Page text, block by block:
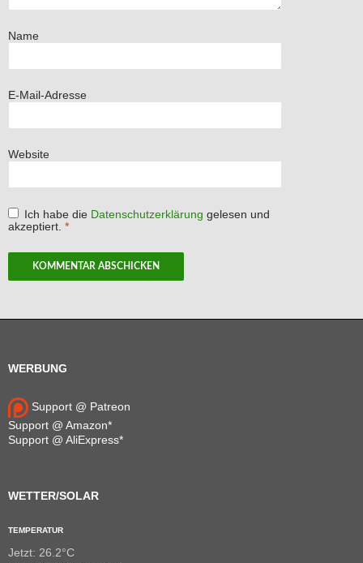
Name
E-Mail-Adresse
Website
Ich habe die Datenschutzerklärung gelesen und
akzeptiert. *
WERBUNG
Support @ Patreon
Support @ Amazon*
Support @ AliExpress*
WETTER/SOLAR
TEMPERATUR
Jetzt: 26.2°C